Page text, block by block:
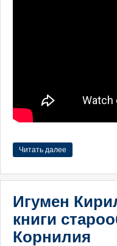
Читать далее
Игумен
книги
Корнилия